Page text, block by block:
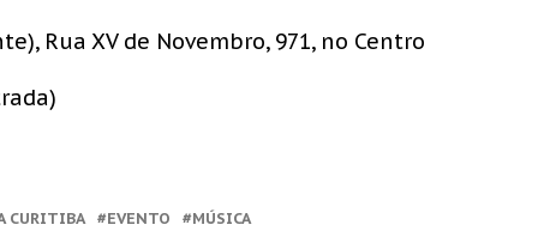
Rua XV de Novembro, 971, no Centro
CURITIBA EVENTO MÚSICA